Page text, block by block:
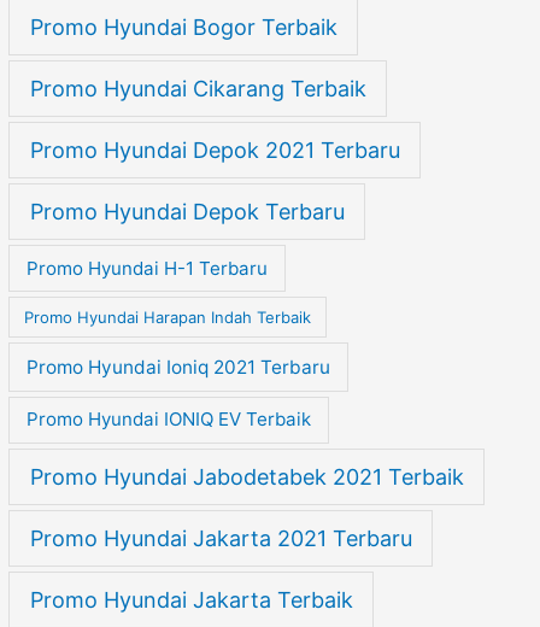
Promo Hyundai Bogor Terbaik
Promo Hyundai Cikarang Terbaik
Promo Hyundai Depok 2021 Terbaru
Promo Hyundai Depok Terbaru
Promo Hyundai H-1 Terbaru
Promo Hyundai Harapan Indah Terbaik
Promo Hyundai Ioniq 2021 Terbaru
Promo Hyundai IONIQ EV Terbaik
Promo Hyundai Jabodetabek 2021 Terbaik
Promo Hyundai Jakarta 2021 Terbaru
Promo Hyundai Jakarta Terbaik